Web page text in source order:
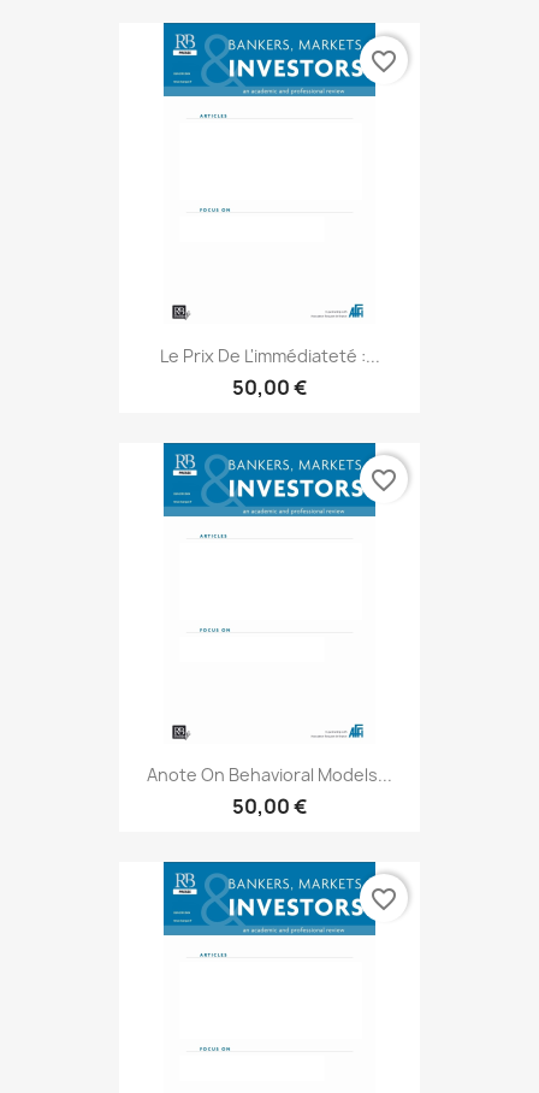
Le Prix De L'immédiateté :...
50,00 €
favorite_border
Anote On Behavioral Models...
50,00 €
favorite_border
favorite_border